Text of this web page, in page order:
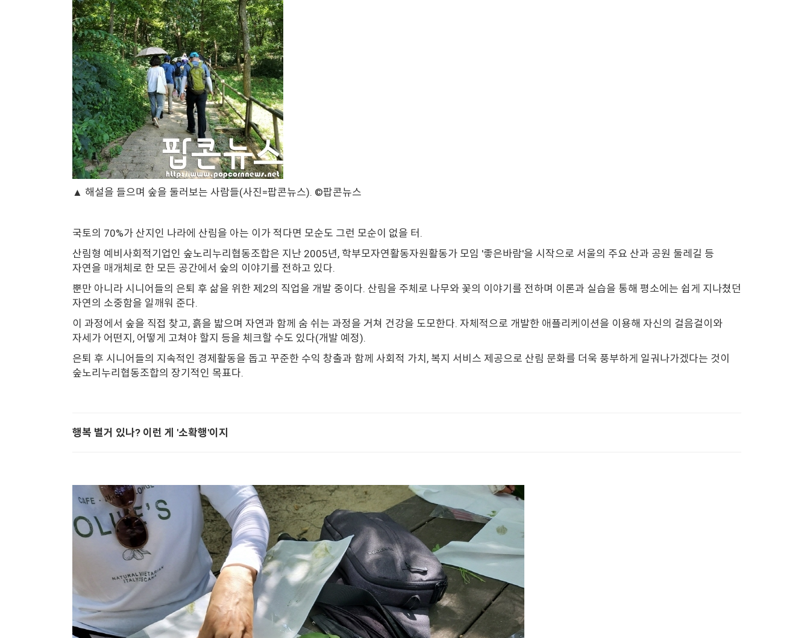
▲ 해설을 들으며 숲을 둘러보는 사람들(사진=팝콘뉴스). ©팝콘뉴스
국토의 70%가 산지인 나라에 산림을 아는 이가 적다면 모순도 그런 모순이 없을 터.
산림형 예비사회적기업인 숲노리누리협동조합은 지난 2005년, 학부모자연활동자원활동가 모임 '좋은바람'을 시작으로 서울의 주요 산과 공원 둘레길 등
자연을 매개체로 한 모든 공간에서 숲의 이야기를 전하고 있다.
뿐만 아니라 시니어들의 은퇴 후 삶을 위한 제2의 직업을 개발 중이다. 산림을 주체로 나무와 꽃의 이야기를 전하며 이론과 실습을 통해 평소에는 쉽게 지나쳤던
자연의 소중함을 일깨워 준다.
이 과정에서 숲을 직접 찾고, 흙을 밟으며 자연과 함께 숨 쉬는 과정을 거쳐 건강을 도모한다. 자체적으로 개발한 애플리케이션을 이용해 자신의 걸음걸이와
자세가 어떤지, 어떻게 고쳐야 할지 등을 체크할 수도 있다(개발 예정).
은퇴 후 시니어들의 지속적인 경제활동을 돕고 꾸준한 수익 창출과 함께 사회적 가치, 복지 서비스 제공으로 산림 문화를 더욱 풍부하게 일궈나가겠다는 것이
숲노리누리협동조합의 장기적인 목표다.
행복 별거 있나? 이런 게 '소확행'이지